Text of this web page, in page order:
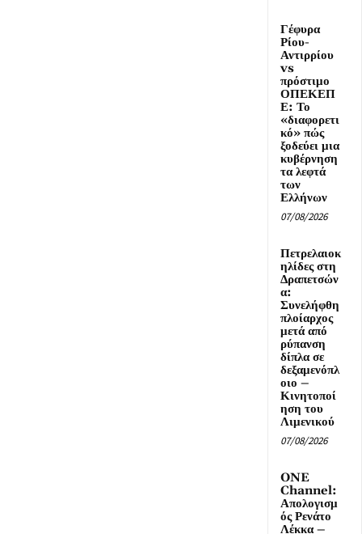
Γέφυρα
Ρίου-
Αντιρρίου
vs
πρόστιμο
ΟΠΕΚΕΠ
Ε: Το
«διαφορετι
κό» πώς
ξοδεύει μια
κυβέρνηση
τα λεφτά
των
Ελλήνων
07/08/2026
Πετρελαιοκ
ηλίδες στη
Δραπετσών
α:
Συνελήφθη
πλοίαρχος
μετά από
ρύπανση
δίπλα σε
δεξαμενόπλ
οιο –
Κινητοποί
ηση του
Λιμενικού
07/08/2026
ONE
Channel:
Απολογισμ
ός Ρενάτο
Λέκκα –